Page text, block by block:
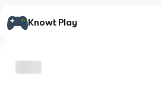
Knowt Play